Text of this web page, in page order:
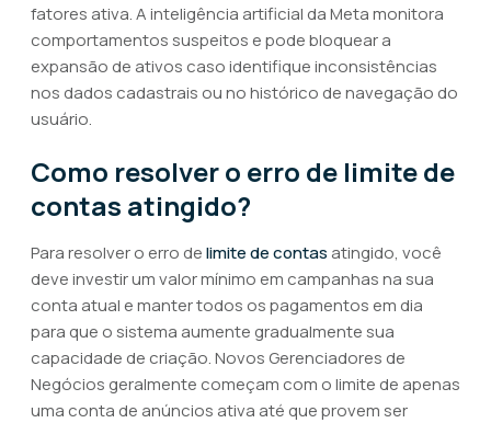
fatores ativa. A inteligência artificial da Meta monitora
comportamentos suspeitos e pode bloquear a
expansão de ativos caso identifique inconsistências
nos dados cadastrais ou no histórico de navegação do
usuário.
Como resolver o erro de limite de
contas atingido?
Para resolver o erro delimite de contas atingido, você
deve investir um valor mínimo em campanhas na sua
conta atual e manter todos os pagamentos em dia
para que o sistema aumente gradualmente sua
capacidade de criação. Novos Gerenciadores de
Negócios geralmente começam com o limite de apenas
uma conta de anúncios ativa até que provem ser